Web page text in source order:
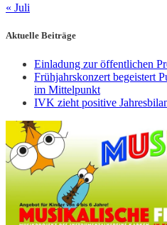
« Juli
Aktuelle Beiträge
Einladung zur öffentlichen
Frühjahrskonzert begeistert
im Mittelpunkt
IVK zieht positive